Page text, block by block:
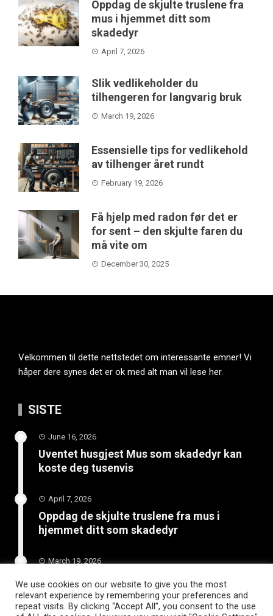
Oppdag de skjulte truslene fra
mus i hjemmet ditt som
skadedyr
April 7, 2026
Slik vedlikeholder du
tilhengeren for langvarig bruk
March 19, 2026
Essensielle tips for vedlikehold
av tilhenger året rundt
February 19, 2026
Få hjelp med radon før det er
for sent – den skjulte faren du
må vite om
December 30, 2025
Velkommen til dette nettstedet om interessante emner! Vi
håper dere synes det er ok med alt man vil lese her.
SISTE
June 16, 2026
Uventet husgjest Mus som skadedyr kan
koste deg tusenvis
April 7, 2026
Oppdag de skjulte truslene fra mus i
hjemmet ditt som skadedyr
March 19, 2026
Slik vedlikeholder du tilhengeren for
langvarig bruk
We use cookies on our website to give you the most
relevant experience by remembering your preferences and
repeat visits. By clicking “Accept All”, you consent to the use